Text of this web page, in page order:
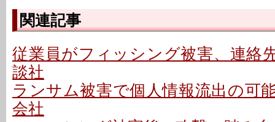
関連記事
従業員がフィッシング被害、連絡
談社
ランサム被害で個人情報流出の可
会社